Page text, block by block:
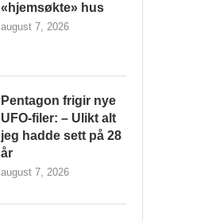
«hjemsøkte» hus
august 7, 2026
Pentagon frigir nye
UFO-filer: – Ulikt alt
jeg hadde sett på 28
år
august 7, 2026